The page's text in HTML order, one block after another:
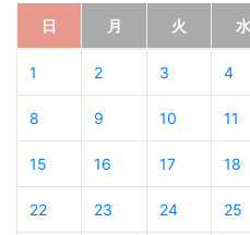
日 月 火 水
1 2 3 4
8 9 10 11
15 16 17 18
22 23 24 25